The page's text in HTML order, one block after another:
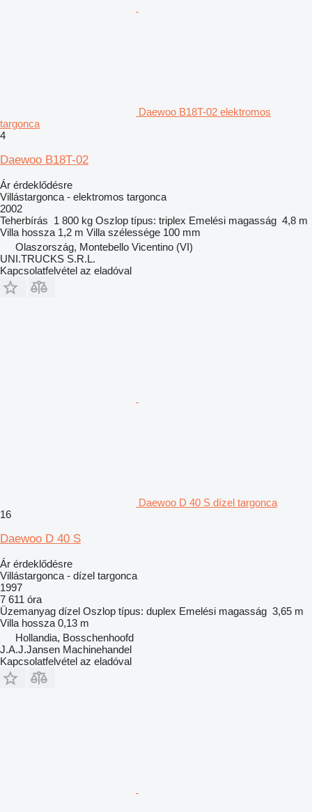
Daewoo B18T-02 elektromos
targonca
4
Daewoo B18T-02
Ár érdeklődésre
Villástargonca - elektromos targonca
2002
Teherbírás 1 800 kg Oszlop típus: triplex Emelési magasság 4,8 m
Villa hossza 1,2 m Villa szélessége 100 mm
Olaszország, Montebello Vicentino (VI)
UNI.TRUCKS S.R.L.
Kapcsolatfelvétel az eladóval
Daewoo D 40 S dízel targonca
16
Daewoo D 40 S
Ár érdeklődésre
Villástargonca - dízel targonca
1997
7 611 óra
Üzemanyag dízel Oszlop típus: duplex Emelési magasság 3,65 m
Villa hossza 0,13 m
Hollandia, Bosschenhoofd
J.A.J.Jansen Machinehandel
Kapcsolatfelvétel az eladóval